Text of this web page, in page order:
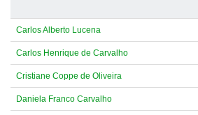
Carlos Alberto Lucena
Carlos Henrique de Carvalho
Cristiane Coppe de Oliveira
Daniela Franco Carvalho